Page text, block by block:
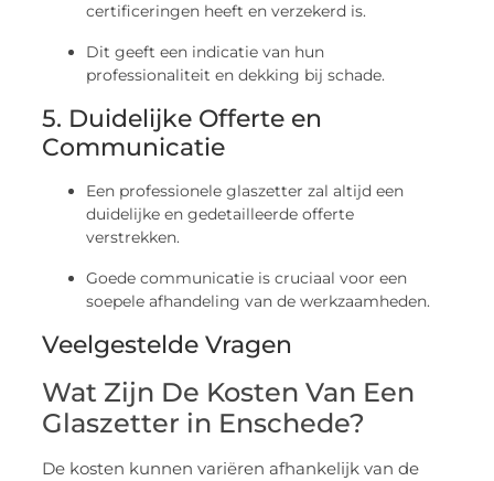
certificeringen heeft en verzekerd is.
Dit geeft een indicatie van hun
professionaliteit en dekking bij schade.
5. Duidelijke Offerte en
Communicatie
Een professionele glaszetter zal altijd een
duidelijke en gedetailleerde offerte
verstrekken.
Goede communicatie is cruciaal voor een
soepele afhandeling van de werkzaamheden.
Veelgestelde Vragen
Wat Zijn De Kosten Van Een
Glaszetter in Enschede?
De kosten kunnen variëren afhankelijk van de